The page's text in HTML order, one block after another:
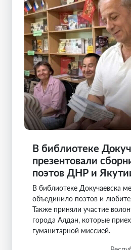
В библиотеке
презентовали
поэтов ДНР и
В библиотеке Докучаевска
объединило поэтов и
Также приняли участие
города Алдан, которые
гуманитарной миссией.